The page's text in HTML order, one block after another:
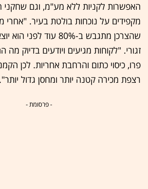
האפשרות לקניות ללא מע"מ, וגם שחקני
מקפידים על נוכחות בולטת בעיר. "אחרי
שהצרכן מתגבש ב-80% עוד
פרו, כיסוי כתום והרחבת אחריות. לכן
רצפת מכירה קטנה יותר ומחסן גדול יותר".
- פרסומת -